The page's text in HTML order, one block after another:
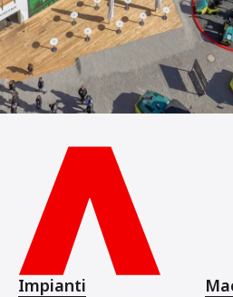
Impianti